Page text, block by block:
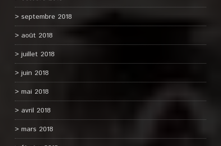
septembre 2018
août 2018
juillet 2018
juin 2018
mai 2018
avril 2018
mars 2018